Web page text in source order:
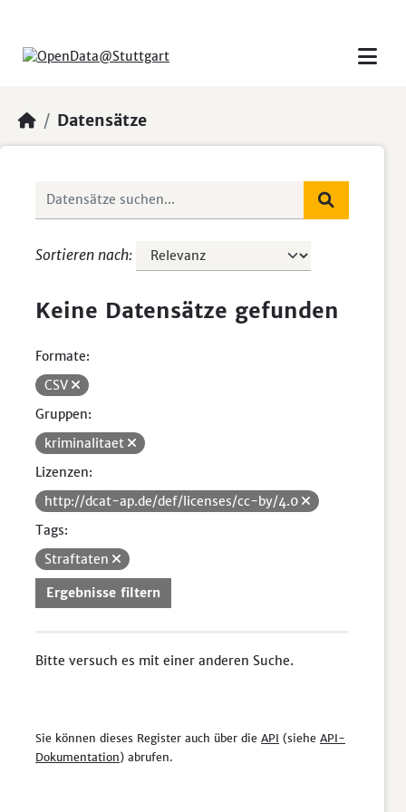
Datensätze
Sortieren nach
Keine Datensätze gefunden
Formate:
CSV
Gruppen:
kriminalitaet
Lizenzen:
http://dcat-ap.de/def/licenses/cc-by/4.0
Tags:
Straftaten
Ergebnisse filtern
Bitte versuch es mit einer anderen Suche.
Sie können dieses Register auch über die API (siehe API-
Dokumentation) abrufen.